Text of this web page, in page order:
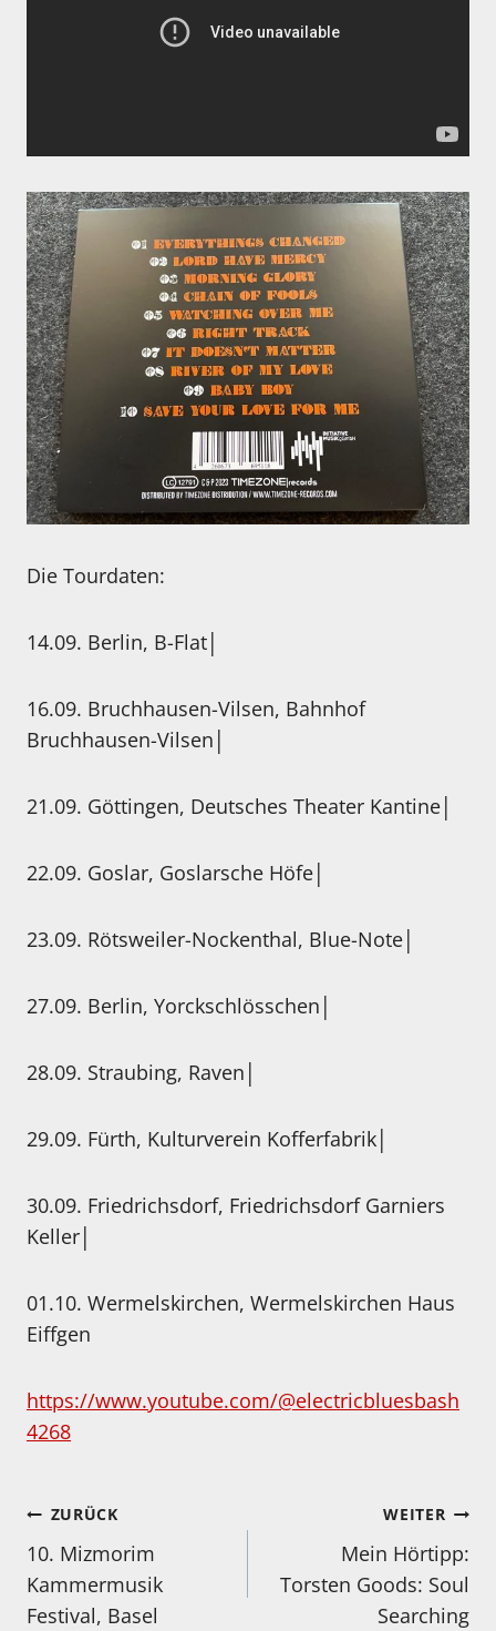
Die Tourdaten:
14.09. Berlin, B-Flat│
16.09. Bruchhausen-Vilsen, Bahnhof
Bruchhausen-Vilsen│
21.09. Göttingen, Deutsches Theater Kantine│
22.09. Goslar, Goslarsche Höfe│
23.09. Rötsweiler-Nockenthal, Blue-Note│
27.09. Berlin, Yorckschlösschen│
28.09. Straubing, Raven│
29.09. Fürth, Kulturverein Kofferfabrik│
30.09. Friedrichsdorf, Friedrichsdorf Garniers
Keller│
01.10. Wermelskirchen, Wermelskirchen Haus
Eiffgen
https://www.youtube.com/@electricbluesbash
4268
Beitragsnavigation
ZURÜCK
10. Mizmorim
Kammermusik
Festival, Basel
WEITER
Mein Hörtipp:
Torsten Goods: Soul
Searching